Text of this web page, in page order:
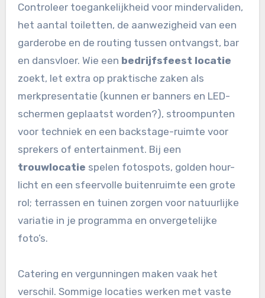
Controleer toegankelijkheid voor mindervaliden,
het aantal toiletten, de aanwezigheid van een
garderobe en de routing tussen ontvangst, bar
en dansvloer. Wie een bedrijfsfeest locatie
zoekt, let extra op praktische zaken als
merkpresentatie (kunnen er banners en LED-
schermen geplaatst worden?), stroompunten
voor techniek en een backstage-ruimte voor
sprekers of entertainment. Bij een
trouwlocatie spelen fotospots, golden hour-
licht en een sfeervolle buitenruimte een grote
rol; terrassen en tuinen zorgen voor natuurlijke
variatie in je programma en onvergetelijke
foto’s.
Catering en vergunningen maken vaak het
verschil. Sommige locaties werken met vaste